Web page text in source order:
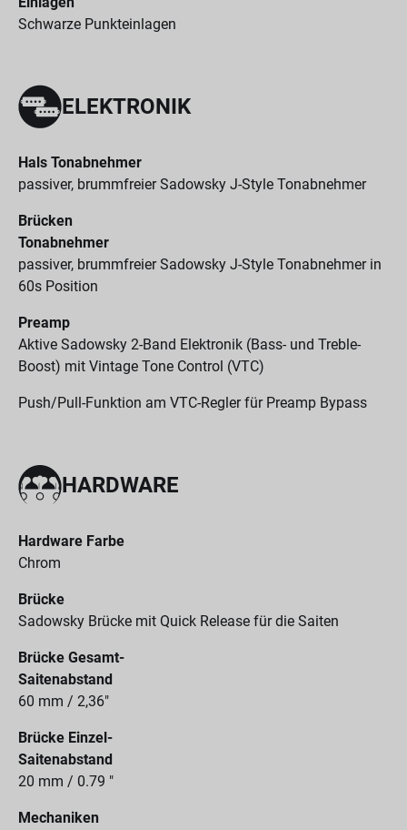
Schwarze Punkteinlagen
ELEKTRONIK
Hals Tonabnehmer
passiver, brummfreier Sadowsky J-Style Tonabnehmer
Brücken
Tonabnehmer
passiver, brummfreier Sadowsky J-Style Tonabnehmer in
60s Position
Preamp
Aktive Sadowsky 2-Band Elektronik (Bass- und Treble-
Boost) mit Vintage Tone Control (VTC)
Push/Pull-Funktion am VTC-Regler für Preamp Bypass
HARDWARE
Hardware Farbe
Chrom
Brücke
Sadowsky Brücke mit Quick Release für die Saiten
Brücke Gesamt-
Saitenabstand
60 mm / 2,36"
Brücke Einzel-
Saitenabstand
20 mm / 0.79 "
Mechaniken